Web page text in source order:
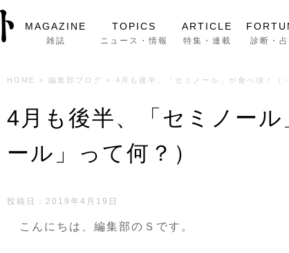
MAGAZINE
雑誌
TOPICS
ニュース・情報
ARTICLE
特集・連載 診断・
HOME > 編集部ブログ > 4月も後半、「セミノール」が食べ頃！（
4月も後半、「セミノー
ール」って何？）
投稿日：2019年4月19日
こんにちは、編集部のＳです。